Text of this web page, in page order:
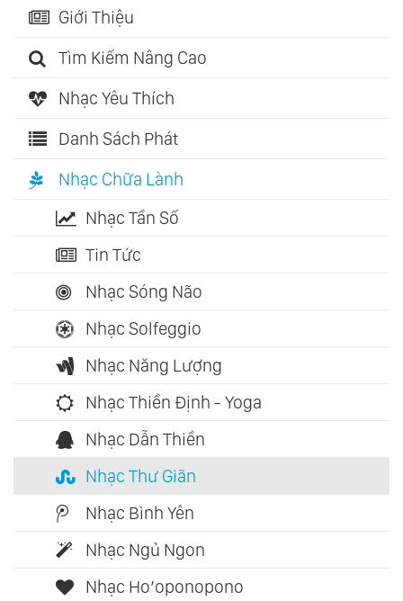
Giới Thiệu
Tìm Kiếm Nâng Cao
Nhạc Yêu Thích
Danh Sách Phát
Nhạc Chữa Lành
Nhạc Tần Số
Tin Tức
Nhạc Sóng Não
Nhạc Solfeggio
Nhạc Năng Lượng
Nhạc Thiền Định - Yoga
Nhạc Dẫn Thiền
Nhạc Thư Giãn
Nhạc Bình Yên
Nhạc Ngủ Ngon
Nhạc Ho’oponopono